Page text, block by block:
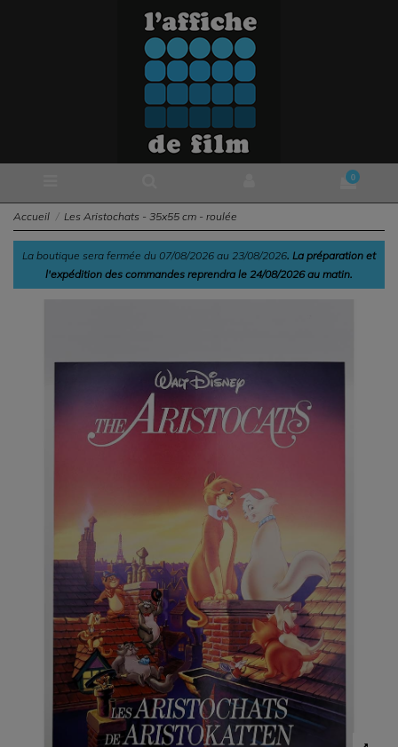
0
Accueil Les Aristochats - 35x55 cm - roulée
La boutique sera fermée du 07/08/2026 au 23/08/2026. La préparation et
l'expédition des commandes reprendra le 24/08/2026 au matin.